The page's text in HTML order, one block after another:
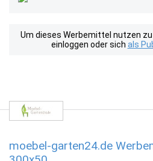
Um dieses Werbemittel nutzen
einloggen oder sich als
moebel-garten24.de